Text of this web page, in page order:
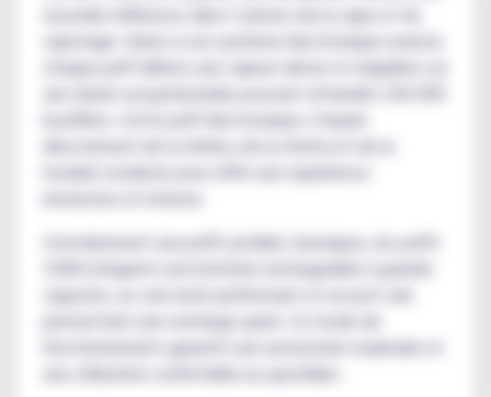
nouvelle référence dans l’univers de la vape et du
vapotage. Grâce à son système électronique avancé,
chaque puff délivre une vapeur dense et régulière sur
bouffées. Cette puff électronique s’inspire
hookah moderne pour offrir une expérience
Contrairement aux puffs jetable classiques, les puffs
100K intègrent une batterie rechargeable à grande
capacite, un coil mesh performant et un port usb
fonctionnement garantit une autonomie maximale et